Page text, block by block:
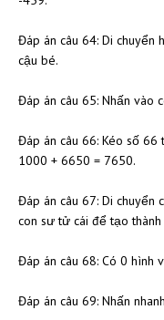
Đáp án câu 64: Di chuyển
cậu bé.
Đáp án câu 65: Nhấn vào
Đáp án câu 66: Kéo số
1000 + 6650 = 7650.
Đáp án câu 67: Di chuyển
con sư tử cái để tạo
Đáp án câu 68: Có 0 hình
Đáp án câu 69: Nhấn